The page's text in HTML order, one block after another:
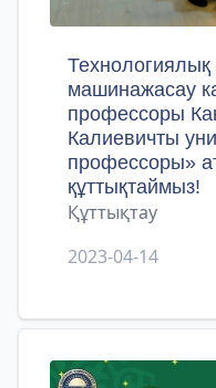
машинажасау
профессоры
Калиевичты
профессоры»
құттықтаймыз!
Құттықтау
2023-04-14